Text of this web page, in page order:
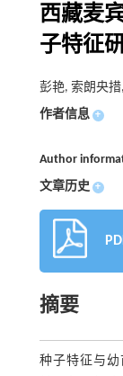
西藏麦
子特征
彭艳, 索朗央
作者信息 +
Author
文章历史 +
摘要
种子特征与